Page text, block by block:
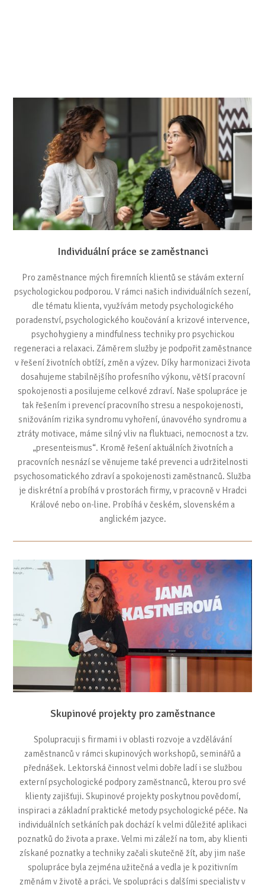
Individuální práce se zaměstnanci
Pro zaměstnance mých firemních klientů se stávám externí
psychologickou podporou. V rámci našich individuálních sezení,
dle tématu klienta, využívám metody psychologického
poradenství, psychologického koučování a krizové intervence,
psychohygieny a mindfulness techniky pro psychickou
regeneraci a relaxaci. Záměrem služby je podpořit zaměstnance
v řešení životních obtíží, změn a výzev. Díky harmonizaci života
dosahujeme stabilnějšího profesního výkonu, větší pracovní
spokojenosti a posilujeme celkové zdraví. Naše spolupráce je
tak řešením i prevencí pracovního stresu a nespokojenosti,
snižováním rizika syndromu vyhoření, únavového syndromu a
ztráty motivace, máme silný vliv na fluktuaci, nemocnost a tzv.
„presenteismus“. Kromě řešení aktuálních životních a
pracovních nesnází se věnujeme také prevenci a udržitelnosti
psychosomatického zdraví a spokojenosti zaměstnanců. Služba
je diskrétní a probíhá v prostorách firmy, v pracovně v Hradci
Králové nebo on-line. Probíhá v českém, slovenském a
anglickém jazyce.
Skupinové projekty pro zaměstnance
Spolupracuji s firmami i v oblasti rozvoje a vzdělávání
zaměstnanců v rámci skupinových workshopů, seminářů a
přednášek. Lektorská činnost velmi dobře ladí i se službou
externí psychologické podpory zaměstnanců, kterou pro své
klienty zajišťuji. Skupinové projekty poskytnou povědomí,
inspiraci a základní praktické metody psychologické péče. Na
individuálních setkáních pak dochází k velmi důležité aplikaci
poznatků do života a praxe. Velmi mi záleží na tom, aby klienti
získané poznatky a techniky začali skutečně žít, aby jim naše
spolupráce byla zejména užitečná a vedla je k pozitivním
změnám v životě a práci. Ve spolupráci s dalšími specialisty v